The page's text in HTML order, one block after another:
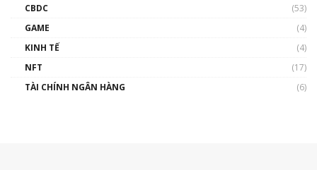
CBDC
(53)
GAME
(4)
KINH TẾ
(4)
NFT
(17)
TÀI CHÍNH NGÂN HÀNG
(6)